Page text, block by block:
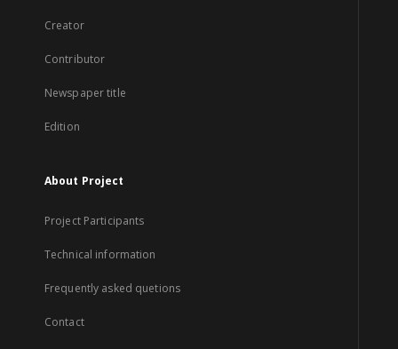
Creator
Contributor
Newspaper title
Edition
About Project
Project Participants
Technical information
Frequently asked quetions
Contact